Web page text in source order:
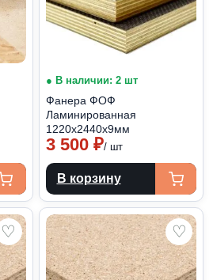
● В наличии: 2 шт
Фанера ФОФ
Ламинированная
1220х2440х9мм
3 500 ₽/ шт
В корзину
♡ ♡